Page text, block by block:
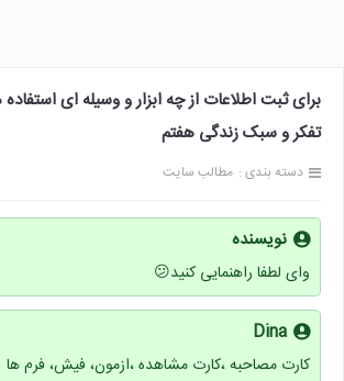
تفکر و سبک زندگی هفتم
دسته بندی : مطالب سایت
نویسنده
وای لطفا راهنمایی کنید😕
Dina
کارت مصاحبه ،کارت مشاهده ،ازمون، فیش، فرم ها